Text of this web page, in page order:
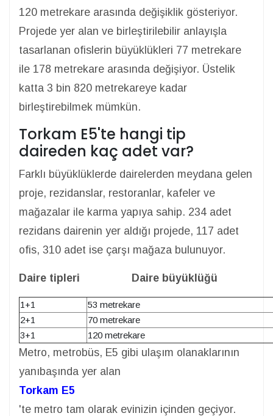
120 metrekare arasında değişiklik gösteriyor.
Projede yer alan ve birleştirilebilir anlayışla
tasarlanan ofislerin büyüklükleri 77 metrekare
ile 178 metrekare arasında değişiyor. Üstelik
katta 3 bin 820 metrekareye kadar
birleştirebilmek mümkün.
Torkam E5'te hangi tip
daireden kaç adet var?
Farklı büyüklüklerde dairelerden meydana gelen
proje, rezidanslar, restoranlar, kafeler ve
mağazalar ile karma yapıya sahip. 234 adet
rezidans dairenin yer aldığı projede, 117 adet
ofis, 310 adet ise çarşı mağaza bulunuyor.
Daire tipleri Daire büyüklüğü
1+1
53 metrekare
2+1
70 metrekare
3+1
120 metrekare
Metro, metrobüs, E5 gibi ulaşım olanaklarının
yanıbaşında yer alan
Torkam E5
'te metro tam olarak evinizin içinden geçiyor.